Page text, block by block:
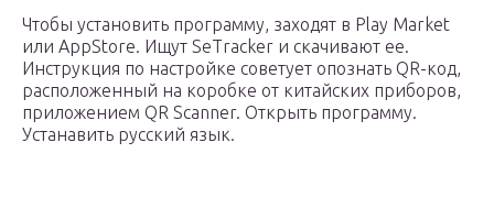
Чтобы установить программу, заходят в Play Market
или AppStore. Ищут SeTracker и скачивают ее.
Инструкция по настройке советует опознать QR-код,
расположенный на коробке от китайских приборов,
приложением QR Scanner. Открыть программу.
Устанавить русский язык.